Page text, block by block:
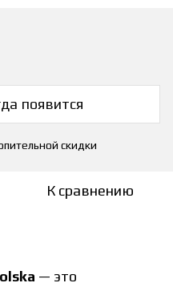
появится
скидки
К сравнению
— это